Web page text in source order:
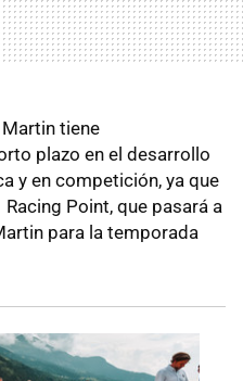
tiene
plazo en el desarrollo
y en competición, ya que
Point, que pasará a
para la temporada